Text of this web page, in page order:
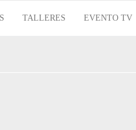
TALLERES EVENTO TV